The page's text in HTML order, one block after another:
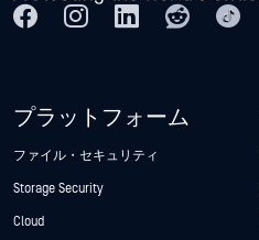
プラットフォーム
ファイル・セキュリティ
Storage Security
Cloud